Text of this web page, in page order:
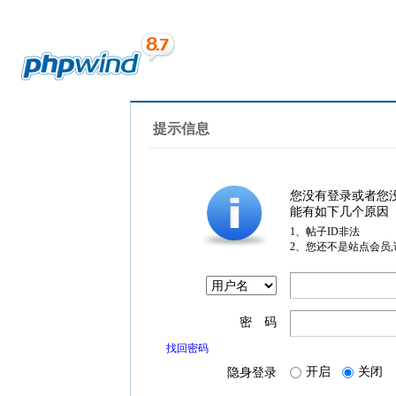
提示信息
您没有登录或者您
能有如下几个原因
1、帖子ID非法
2、您还不是站点会员
密 码
找回密码
隐身登录 开启 关闭